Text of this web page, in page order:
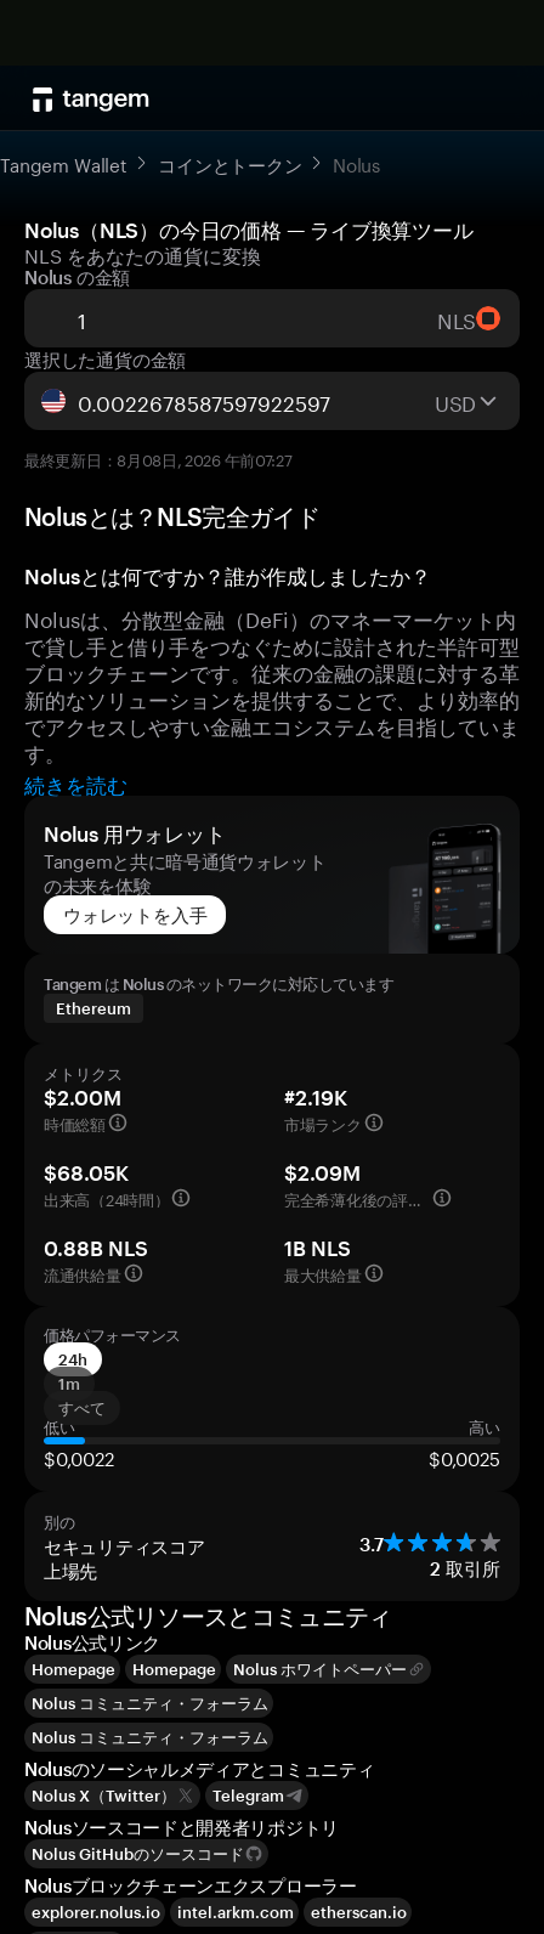
Tangem Wallet コインとトークン Nolus
Nolus（NLS）の今日の価格 — ライブ換算ツール
NLS をあなたの通貨に変換
Nolus の金額
NLS
選択した通貨の金額
USD
最終更新日：8月08日, 2026 午前07:27
Nolusとは？NLS完全ガイド
Nolusとは何ですか？誰が作成しましたか？
Nolusは、分散型金融（DeFi）のマネーマーケット内
で貸し手と借り手をつなぐために設計された半許可型
ブロックチェーンです。従来の金融の課題に対する革
新的なソリューションを提供することで、より効率的
でアクセスしやすい金融エコシステムを目指していま
す。
続きを読む
Nolus 用ウォレット
Tangemと共に暗号通貨ウォレット
の未来を体験
ウォレットを入手
Tangem は Nolus のネットワークに対応しています
Ethereum
メトリクス
$2.00M
時価総額
#2.19K
市場ランク
$68.05K
出来高（24時間）
$2.09M
完全希薄化後の評価額
0.88B NLS
流通供給量
1B NLS
最大供給量
価格パフォーマンス
24h
1m
すべて
低い
高い
$0,0022 $0,0025
別の
セキュリティスコア 3.7
上場先 2 取引所
Nolus公式リソースとコミュニティ
Nolus公式リンク
Homepage Homepage
Nolus ホワイトペーパー
Nolus コミュニティ・フォーラム
Nolus コミュニティ・フォーラム
Nolusのソーシャルメディアとコミュニティ
Nolus X（Twitter） Telegram
Nolusソースコードと開発者リポジトリ
Nolus GitHubのソースコード
Nolusブロックチェーンエクスプローラー
explorer.nolus.io intel.arkm.com
etherscan.io